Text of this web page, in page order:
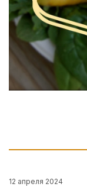
12 апреля 2024